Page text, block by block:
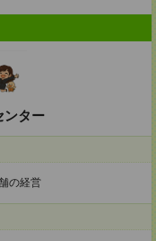
ンター
の経営